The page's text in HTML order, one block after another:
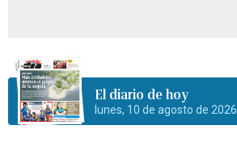
El diario de hoy
lunes, 10 de agosto de 2026